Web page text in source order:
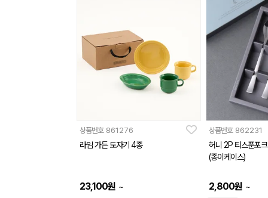
상품번호 861276
라임 가든 도자기 4종
23,100원 ~
상품번호 862231
허니 2P 티스푼포크
(종이케이스)
2,800원 ~